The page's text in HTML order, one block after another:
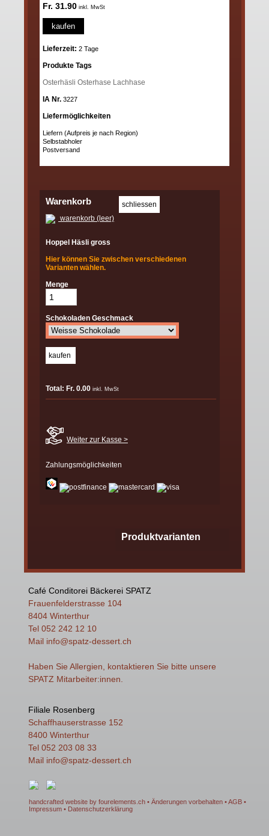
Fr. 31.90 inkl. MwSt
kaufen
Lieferzeit: 2 Tage
Produkte Tags
Osterhäsli Osterhase Lachhase
IA Nr. 3227
Liefermöglichkeiten
Liefern (Aufpreis je nach Region)
Selbstabholer
Postversand
Warenkorb
warenkorb (leer)
Hoppel Häsli gross
Hier können Sie zwischen verschiedenen
Varianten wählen.
Menge
Schokoladen Geschmack
Total: Fr. 0.00 inkl. MwSt
Weiter zur Kasse >
Zahlungsmöglichkeiten
Produktvarianten
Café Conditorei Bäckerei SPATZ
Frauenfelderstrasse 104
8404 Winterthur
Tel 052 242 12 10
Mail info@spatz-dessert.ch
Haben Sie Allergien, kontaktieren Sie bitte unsere
SPATZ Mitarbeiter:innen.
Filiale Rosenberg
Schaffhauserstrasse 152
8400 Winterthur
Tel 052 203 08 33
Mail info@spatz-dessert.ch
handcrafted website by fourelements.ch • Änderungen vorbehalten •AGB •
Impressum • Datenschutzerklärung